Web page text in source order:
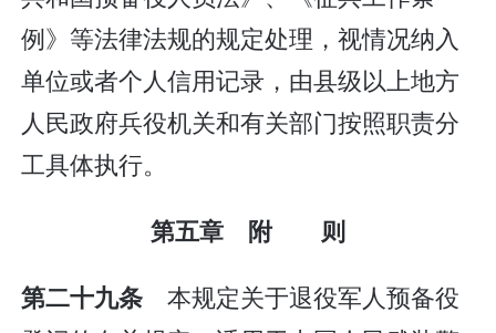
例》等法律法规的规定处理，视情况纳入
单位或者个人信用记录，由县级以上地方
人民政府兵役机关和有关部门按照职责分
工具体执行。
第五章 附 则
第二十九条 本规定关于退役军人预备役